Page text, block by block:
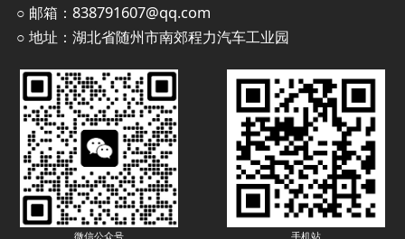
○ 邮箱：838791607@qq.com
○ 地址：湖北省随州市南郊程力汽车工业园
微信公众号 手机站